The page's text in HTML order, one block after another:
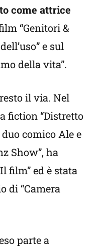
come attrice
“Genitori &
e sul
della vita”.
il via. Nel
fiction “Distretto
comico Ale e
Show”, ha
film” ed è stata
di “Camera
parte a